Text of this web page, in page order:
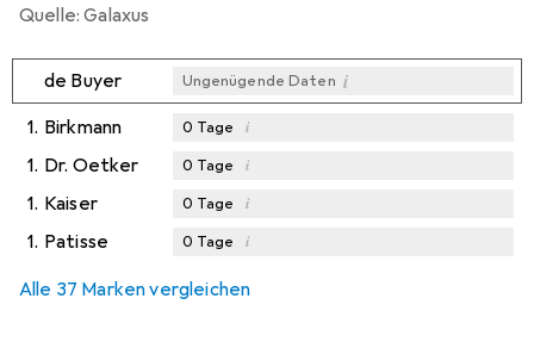
Quelle: Galaxus
de Buyer Ungenügende Daten i
1. Birkmann 0 Tage i
1. Dr. Oetker 0 Tage i
1. Kaiser 0 Tage i
1. Patisse 0 Tage i
Alle 37 Marken vergleichen